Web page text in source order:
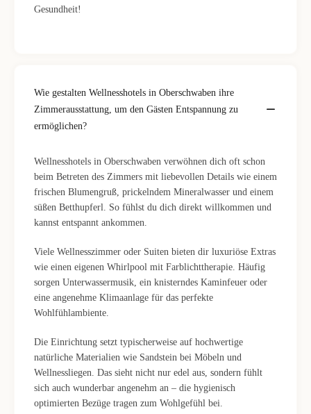
Gesundheit!
Wie gestalten Wellnesshotels in Oberschwaben ihre
Zimmerausstattung, um den Gästen Entspannung zu
ermöglichen?
Wellnesshotels in Oberschwaben verwöhnen dich oft schon
beim Betreten des Zimmers mit liebevollen Details wie einem
frischen Blumengruß, prickelndem Mineralwasser und einem
süßen Betthupferl. So fühlst du dich direkt willkommen und
kannst entspannt ankommen.
Viele Wellnesszimmer oder Suiten bieten dir luxuriöse Extras
wie einen eigenen Whirlpool mit Farblichttherapie. Häufig
sorgen Unterwassermusik, ein knisterndes Kaminfeuer oder
eine angenehme Klimaanlage für das perfekte
Wohlfühlambiente.
Die Einrichtung setzt typischerweise auf hochwertige
natürliche Materialien wie Sandstein bei Möbeln und
Wellnessliegen. Das sieht nicht nur edel aus, sondern fühlt
sich auch wunderbar angenehm an – die hygienisch
optimierten Bezüge tragen zum Wohlgefühl bei.